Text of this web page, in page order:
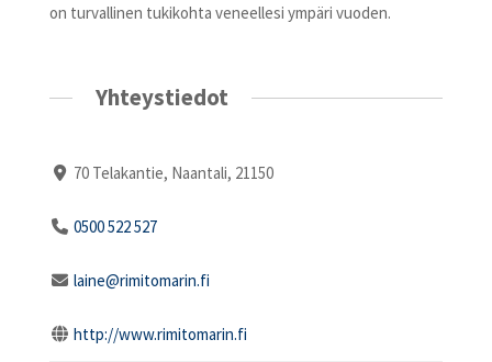
on turvallinen tukikohta veneellesi ympäri vuoden.
Yhteystiedot
70 Telakantie, Naantali, 21150
0500 522 527
laine@rimitomarin.fi
http://www.rimitomarin.fi